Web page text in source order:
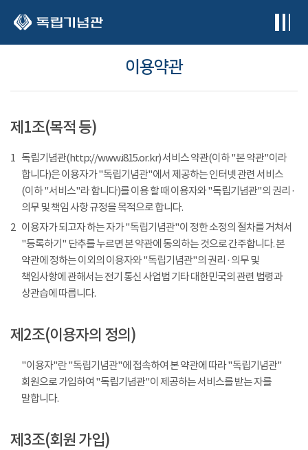
이용약관
제1조(목적 등)
1 독립기념관(http://www.i815.or.kr) 서비스 약관(이하 "본 약관"이라
합니다)은 이용자가 "독립기념관"에서 제공하는 인터넷 관련 서비스
(이하 "서비스"라 합니다)를 이용 할 때 이용자와 "독립기념관"의 권리 ·
의무 및 책임 사항 규정을 목적으로 합니다.
2 이용자가 되고자 하는 자가 "독립기념관"이 정한 소정의 절차를 거쳐서
"등록하기" 단추를 누르면 본 약관에 동의하는 것으로 간주합니다. 본
약관에 정하는 이외의 이용자와 "독립기념관"의 권리 · 의무 및
책임사항에 관해서는 전기 통신 사업법 기타 대한민국의 관련 법령과
상관습에 따릅니다.
제2조(이용자의 정의)
"이용자"란 "독립기념관"에 접속하여 본 약관에 따라 "독립기념관"
회원으로 가입하여 "독립기념관"이 제공하는 서비스를 받는 자를
말합니다.
제3조(회원 가입)